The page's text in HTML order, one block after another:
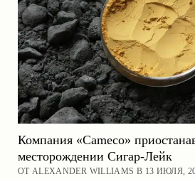
Компания «Cameco»
месторождении Сигар-Лейк
ОТ ALEXANDER WILLIAMS В 13 ИЮЛЯ,